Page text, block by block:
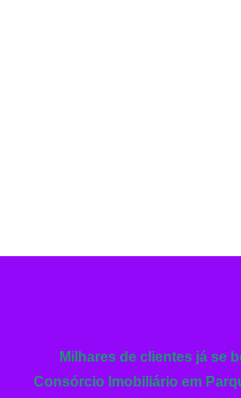
Milhares de clientes já se
Consórcio Imobiliário em